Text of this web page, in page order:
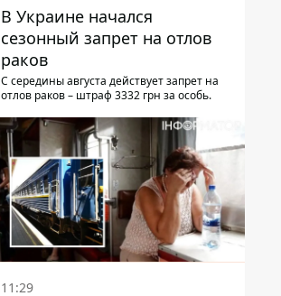
В Украине начался
сезонный запрет на отлов
раков
С середины августа действует запрет на
отлов раков – штраф 3332 грн за особь.
11:29